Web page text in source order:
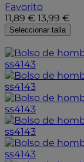
Favorito
11,89 € 13,99 €
Seleccionar talla